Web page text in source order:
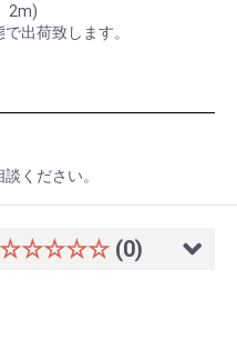
2m)
出荷致します。
ください。
☆☆☆☆☆ (0)